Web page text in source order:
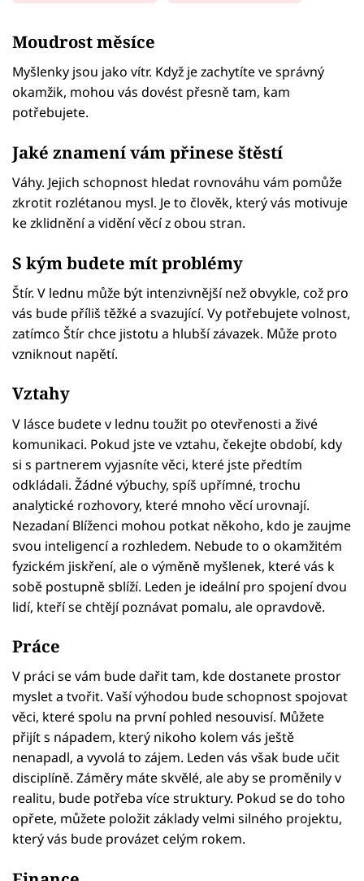
Moudrost měsíce
Myšlenky jsou jako vítr. Když je zachytíte ve správný
okamžik, mohou vás dovést přesně tam, kam
potřebujete.
Jaké znamení vám přinese štěstí
Váhy. Jejich schopnost hledat rovnováhu vám pomůže
zkrotit rozlétanou mysl. Je to člověk, který vás motivuje
ke zklidnění a vidění věcí z obou stran.
S kým budete mít problémy
Štír. V lednu může být intenzivnější než obvykle, což pro
vás bude příliš těžké a svazující. Vy potřebujete volnost,
zatímco Štír chce jistotu a hlubší závazek. Může proto
vzniknout napětí.
Vztahy
V lásce budete v lednu toužit po otevřenosti a živé
komunikaci. Pokud jste ve vztahu, čekejte období, kdy
si s partnerem vyjasníte věci, které jste předtím
odkládali. Žádné výbuchy, spíš upřímné, trochu
analytické rozhovory, které mnoho věcí urovnají.
Nezadaní Blíženci mohou potkat někoho, kdo je zaujme
svou inteligencí a rozhledem. Nebude to o okamžitém
fyzickém jiskření, ale o výměně myšlenek, které vás k
sobě postupně sblíží. Leden je ideální pro spojení dvou
lidí, kteří se chtějí poznávat pomalu, ale opravdově.
Práce
V práci se vám bude dařit tam, kde dostanete prostor
myslet a tvořit. Vaší výhodou bude schopnost spojovat
věci, které spolu na první pohled nesouvisí. Můžete
přijít s nápadem, který nikoho kolem vás ještě
nenapadl, a vyvolá to zájem. Leden vás však bude učit
disciplíně. Záměry máte skvělé, ale aby se proměnily v
realitu, bude potřeba více struktury. Pokud se do toho
opřete, můžete položit základy velmi silného projektu,
který vás bude provázet celým rokem.